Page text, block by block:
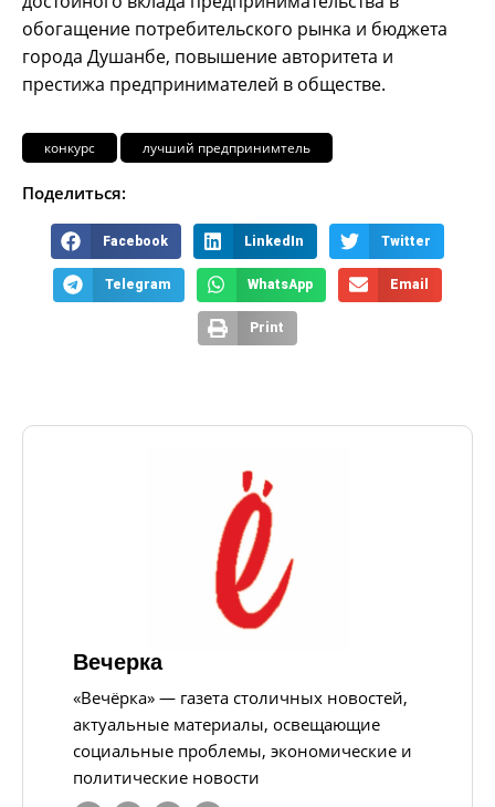
обогащение потребительского рынка и бюджета
города Душанбе, повышение авторитета и
престижа предпринимателей в обществе.
конкурс лучший предпринимтель
Поделиться:
Facebook LinkedIn Twitter
Telegram WhatsApp Email
Print
Вечерка
«Вечёрка» — газета столичных новостей,
актуальные материалы, освещающие
социальные проблемы, экономические и
политические новости